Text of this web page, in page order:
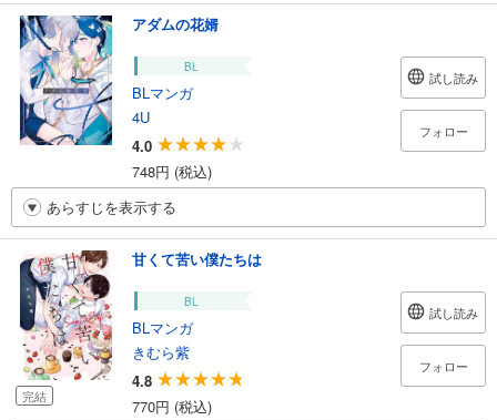
アダムの花婿
BL
BLマンガ
4U
4.0
748円 (税込)
試し読み
フォロー
あらすじを表示する
完結
甘くて苦い僕たちは
BL
BLマンガ
きむら紫
4.8
770円 (税込)
試し読み
フォロー